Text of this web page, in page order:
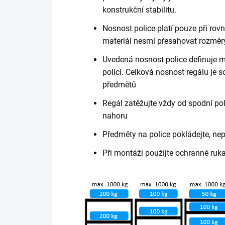
konstrukční stabilitu.
Nosnost police platí pouze při
materiál nesmí přesahovat
Uvedená nosnost police definuje
polici. Celková nosnost regálu je
předmětů
Regál zatěžujte vždy od spodní
nahoru
Předměty na police pokládejte,
Při montáži použijte ochranné